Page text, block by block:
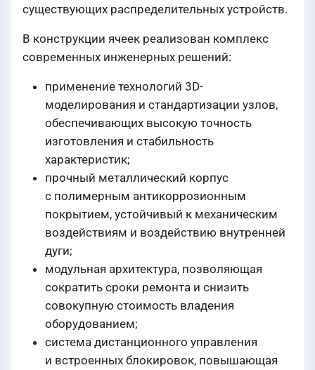
существующих распределительных устройств.
В конструкции ячеек реализован комплекс
современных инженерных решений:
применение технологий 3D-
моделирования и стандартизации узлов,
обеспечивающих высокую точность
изготовления и стабильность
характеристик;
прочный металлический корпус
с полимерным антикоррозионным
покрытием, устойчивый к механическим
воздействиям и воздействию внутренней
дуги;
модульная архитектура, позволяющая
сократить сроки ремонта и снизить
совокупную стоимость владения
оборудованием;
система дистанционного управления
и встроенных блокировок, повышающая